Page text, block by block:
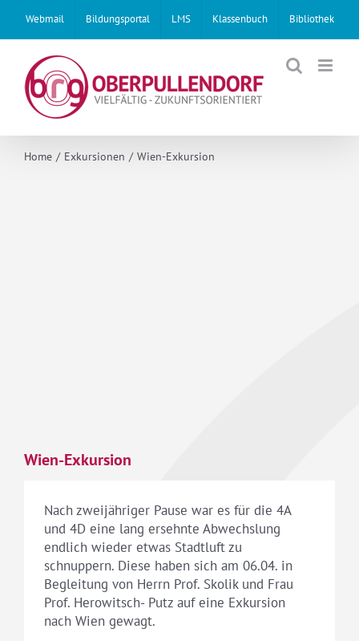
content
Webmail Bildungsportal LMS Klassenbuch Bibliothek
Home Exkursionen Wien-Exkursion
Wien-Exkursion
Nach zweijähriger Pause war es für die 4A
und 4D eine lang ersehnte Abwechslung
endlich wieder etwas Stadtluft zu
schnuppern. Diese haben sich am 06.04. in
Begleitung von Herrn Prof. Skolik und Frau
Prof. Herowitsch- Putz auf eine Exkursion
nach Wien gewagt.